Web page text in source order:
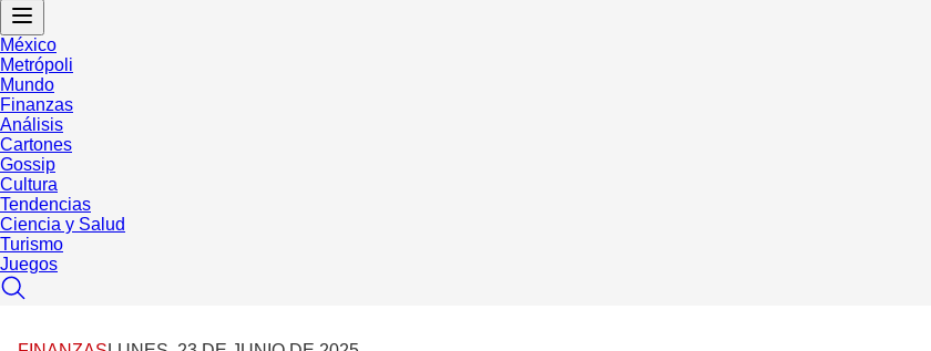
México
Metrópoli
Mundo
Finanzas
Análisis
Cartones
Gossip
Cultura
Tendencias
Ciencia y Salud
Turismo
Juegos